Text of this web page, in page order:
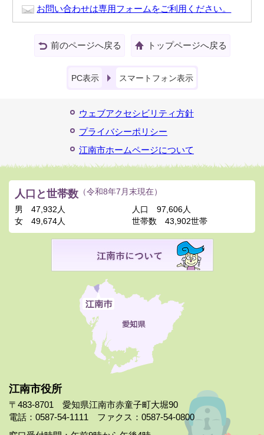
お問い合わせは専用フォームをご利用ください。
前のページへ戻る トップページへ戻る
PC表示 スマートフォン表示
ウェブアクセシビリティ方針
プライバシーポリシー
江南市ホームページについて
江南市役所
〒483-8701 愛知県江南市赤童子町大堀90
電話：0587-54-1111 ファクス：0587-54-0800
人口と世帯数 （令和8年7月末現在）
男
47,932人
女
49,674人
人口
97,606人
世帯数
43,902世帯